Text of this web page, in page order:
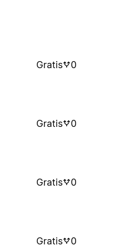
Gratis 0
Gratis 0
Gratis 0
Gratis 0